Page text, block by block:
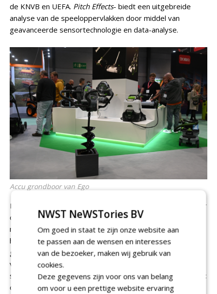
de KNVB en UEFA. Pitch Effects- biedt een uitgebreide
analyse van de speeloppervlakken door middel van
geavanceerde sensortechnologie en data-analyse.
Accu grondboor van Ego
Minder relevant voor een fieldmanager, die op zoek is naar
de laatst stand van de Groundscare techniek, maar zeker
niet onbelangrijk zijn de verschillende aanbieders van accu
handtools. Zoals Ego dat in Nederland wordt
gedistribueerd doorStierman de Leeuw. Op de Ego stand
vonden we onder andere de nieuwe Ego grondboor en de
sterkste handheld accu bladblazer die op de markt zou zijn:
de LBX1000. Een accubladblazer voor de professionele
NWST NeWSTories BV
Om goed in staat te zijn onze website aan
te passen aan de wensen en interesses
van de bezoeker, maken wij gebruik van
cookies.
Deze gegevens zijn voor ons van belang
om voor u een prettige website ervaring